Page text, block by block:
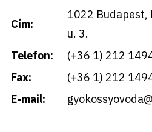
Cím:
1022 Budapest,
u. 3.
Telefon:
(+36 1) 212
Fax:
(+36 1) 212
E-mail: